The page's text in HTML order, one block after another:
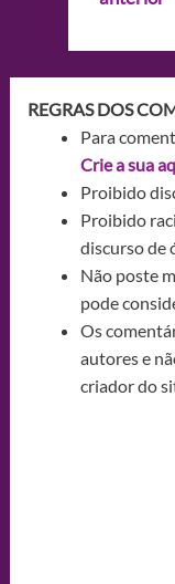
REGRAS DOS
Para
Crie a sua
Proibido
Proibido
discurso de
Não poste
pode
Os
autores e
criador do